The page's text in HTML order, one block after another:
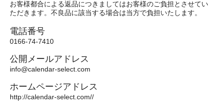
お客様都合による返品につきましてはお客様のご負担とさせてい
ただきます。不良品に該当する場合は当方で負担いたします。
電話番号
0166-74-7410
公開メールアドレス
info@calendar-select.com
ホームページアドレス
http://calendar-select.com//